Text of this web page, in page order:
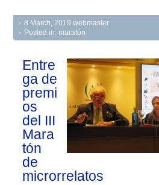
8 March, 2019 webmaster
Posted in: maratón
Entre
ga de
premi
os
del III
Mara
tón
de
microrrelatos